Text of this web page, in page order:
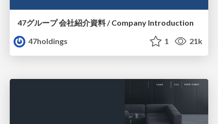
47グループ 会社紹介資料 / Company Introduction
47holdings
1 21k